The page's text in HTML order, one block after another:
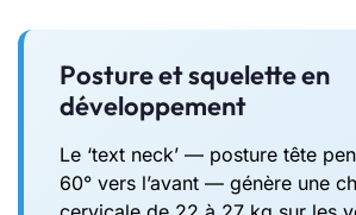
Posture et squelette en
développement
Le ‘text neck’ — posture tête
60° vers l’avant — génère une